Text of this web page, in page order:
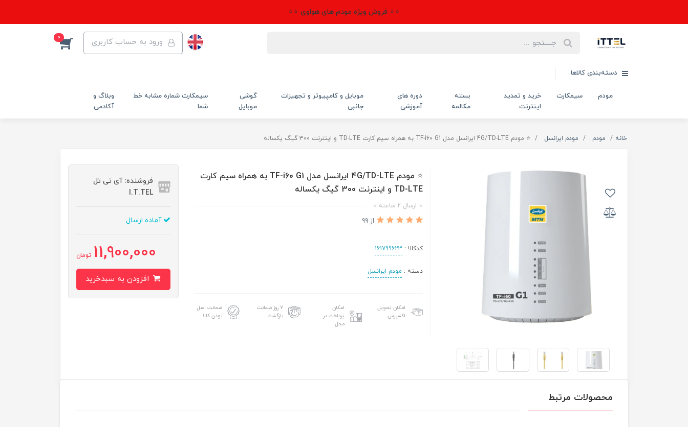
⭐⭐ فروش ویژه مودم های هواوی ⭐⭐
ورود به حساب کاربری 0
دسته‌بندی کالاها
مودم سیمکارت
خرید و تمدید
اینترنت
بسته
مکالمه
دوره های
آموزشی
موبایل و کامپیوتر و تجهیزات
جانبی
گوشی
موبایل
سیمکارت شماره مشابه خط
شما
وبلاگ و
آکادمی
خانه مودم مودم ایرانسل ⭐ مودم 4G/TD-LTE ایرانسل مدل TF-i60 G1 به همراه سیم کارت TD-LTE و اینترنت 300 گیگ یکساله
⭐ مودم 4G/TD-LTE ایرانسل مدل TF-i60 G1 به همراه سیم کارت
TD-LTE و اینترنت 300 گیگ یکساله
⭐ ارسال 2 ساعته ⭐
از 99
کدکالا : 161799623
دسته : مودم ایرانسل
امکان تحویل
اکسپرس
امکان
پرداخت در
محل
۷ روز ضمانت
بازگشت
ضمانت اصل
بودن کالا
فروشنده: آی تی تل
I.T.TEL
آماده ارسال
11,900,000 تومان
محصولات مرتبط